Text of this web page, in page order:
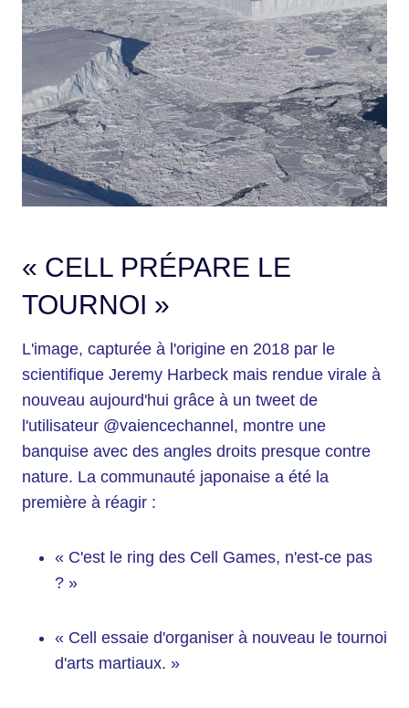
« CELL PRÉPARE LE
TOURNOI »
L'image, capturée à l'origine en 2018 par le
scientifique Jeremy Harbeck mais rendue virale à
nouveau aujourd'hui grâce à un tweet de
l'utilisateur @vaiencechannel, montre une
banquise avec des angles droits presque contre
nature. La communauté japonaise a été la
première à réagir :
« C'est le ring des Cell Games, n'est-ce pas
? »
« Cell essaie d'organiser à nouveau le tournoi
d'arts martiaux. »